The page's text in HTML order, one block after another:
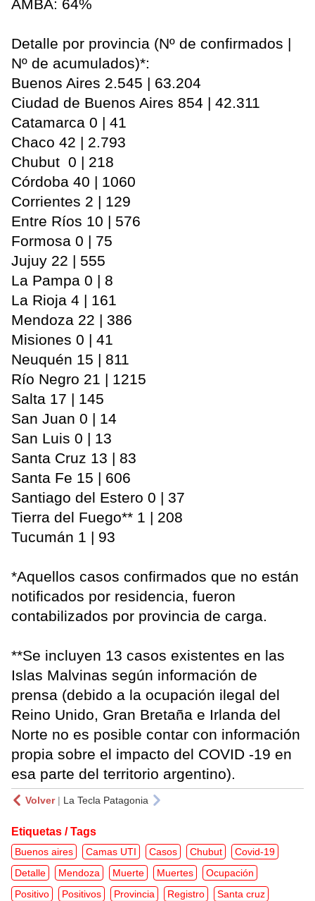
AMBA: 64%
Detalle por provincia (Nº de confirmados |
Nº de acumulados)*:
Buenos Aires 2.545 | 63.204
Ciudad de Buenos Aires 854 | 42.311
Catamarca 0 | 41
Chaco 42 | 2.793
Chubut 0 | 218
Córdoba 40 | 1060
Corrientes 2 | 129
Entre Ríos 10 | 576
Formosa 0 | 75
Jujuy 22 | 555
La Pampa 0 | 8
La Rioja 4 | 161
Mendoza 22 | 386
Misiones 0 | 41
Neuquén 15 | 811
Río Negro 21 | 1215
Salta 17 | 145
San Juan 0 | 14
San Luis 0 | 13
Santa Cruz 13 | 83
Santa Fe 15 | 606
Santiago del Estero 0 | 37
Tierra del Fuego** 1 | 208
Tucumán 1 | 93
*Aquellos casos confirmados que no están
notificados por residencia, fueron
contabilizados por provincia de carga.
**Se incluyen 13 casos existentes en las
Islas Malvinas según información de
prensa (debido a la ocupación ilegal del
Reino Unido, Gran Bretaña e Irlanda del
Norte no es posible contar con información
propia sobre el impacto del COVID -19 en
esa parte del territorio argentino).
Volver| La Tecla Patagonia
Etiquetas / Tags
Buenos aires Camas UTI Casos Chubut
Covid-19
Detalle
Mendoza Muerte Muertes
Ocupación
Positivo
Positivos Provincia Registro
Santa cruz